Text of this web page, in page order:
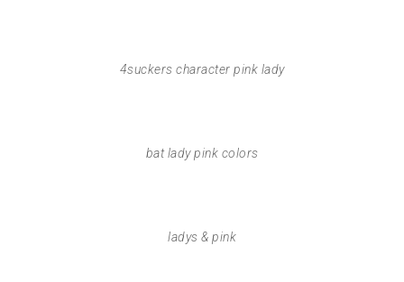
4suckers character pink lady
bat lady pink colors
ladys & pink